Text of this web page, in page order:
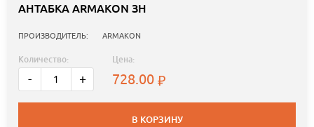
АНТАБКА ARMAKON ЗН
ПРОИЗВОДИТЕЛЬ: ARMAKON
Количество:
- +
Цена:
728.00
В КОРЗИНУ